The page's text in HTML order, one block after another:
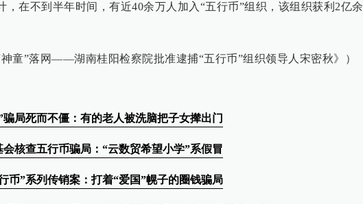
，在不到半年时间，有近40余万人加入“五行币”组织，该组织获利2亿余
神童”落网——湖南桂阳检察院批准逮捕“五行币”组织领导人宋密秋》）
骗局死而不僵：有的老人被洗脑把子女撵出门
会核查五行币骗局：“云数贸希望小学”系假冒
币”系列传销案：打着“爱国”幌子的圈钱骗局